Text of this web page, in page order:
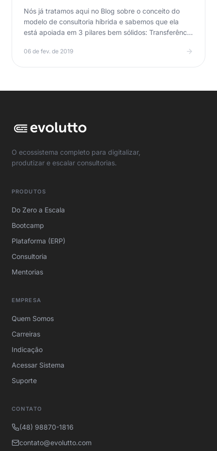
Nós já tratamos aqui no Blog sobre o conceito do
modelo de consultoria híbrida e sabemos que ela
está apoiada em 3 pilares bem sólidos: Transferência
06 de fev. de 2019
O ecossistema completo para digitalizar,
produtizar e escalar consultorias.
PRODUTOS
Do Zero a Escala
Bootcamp
Plataforma (ERP)
Consultoria
Mentorias
EMPRESA
Quem Somos
Carreiras
Indicação
Acessar Sistema
Suporte
CONTATO
(48) 98870-1816
contato@evolutto.com